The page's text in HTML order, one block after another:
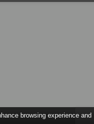
browsing experience and